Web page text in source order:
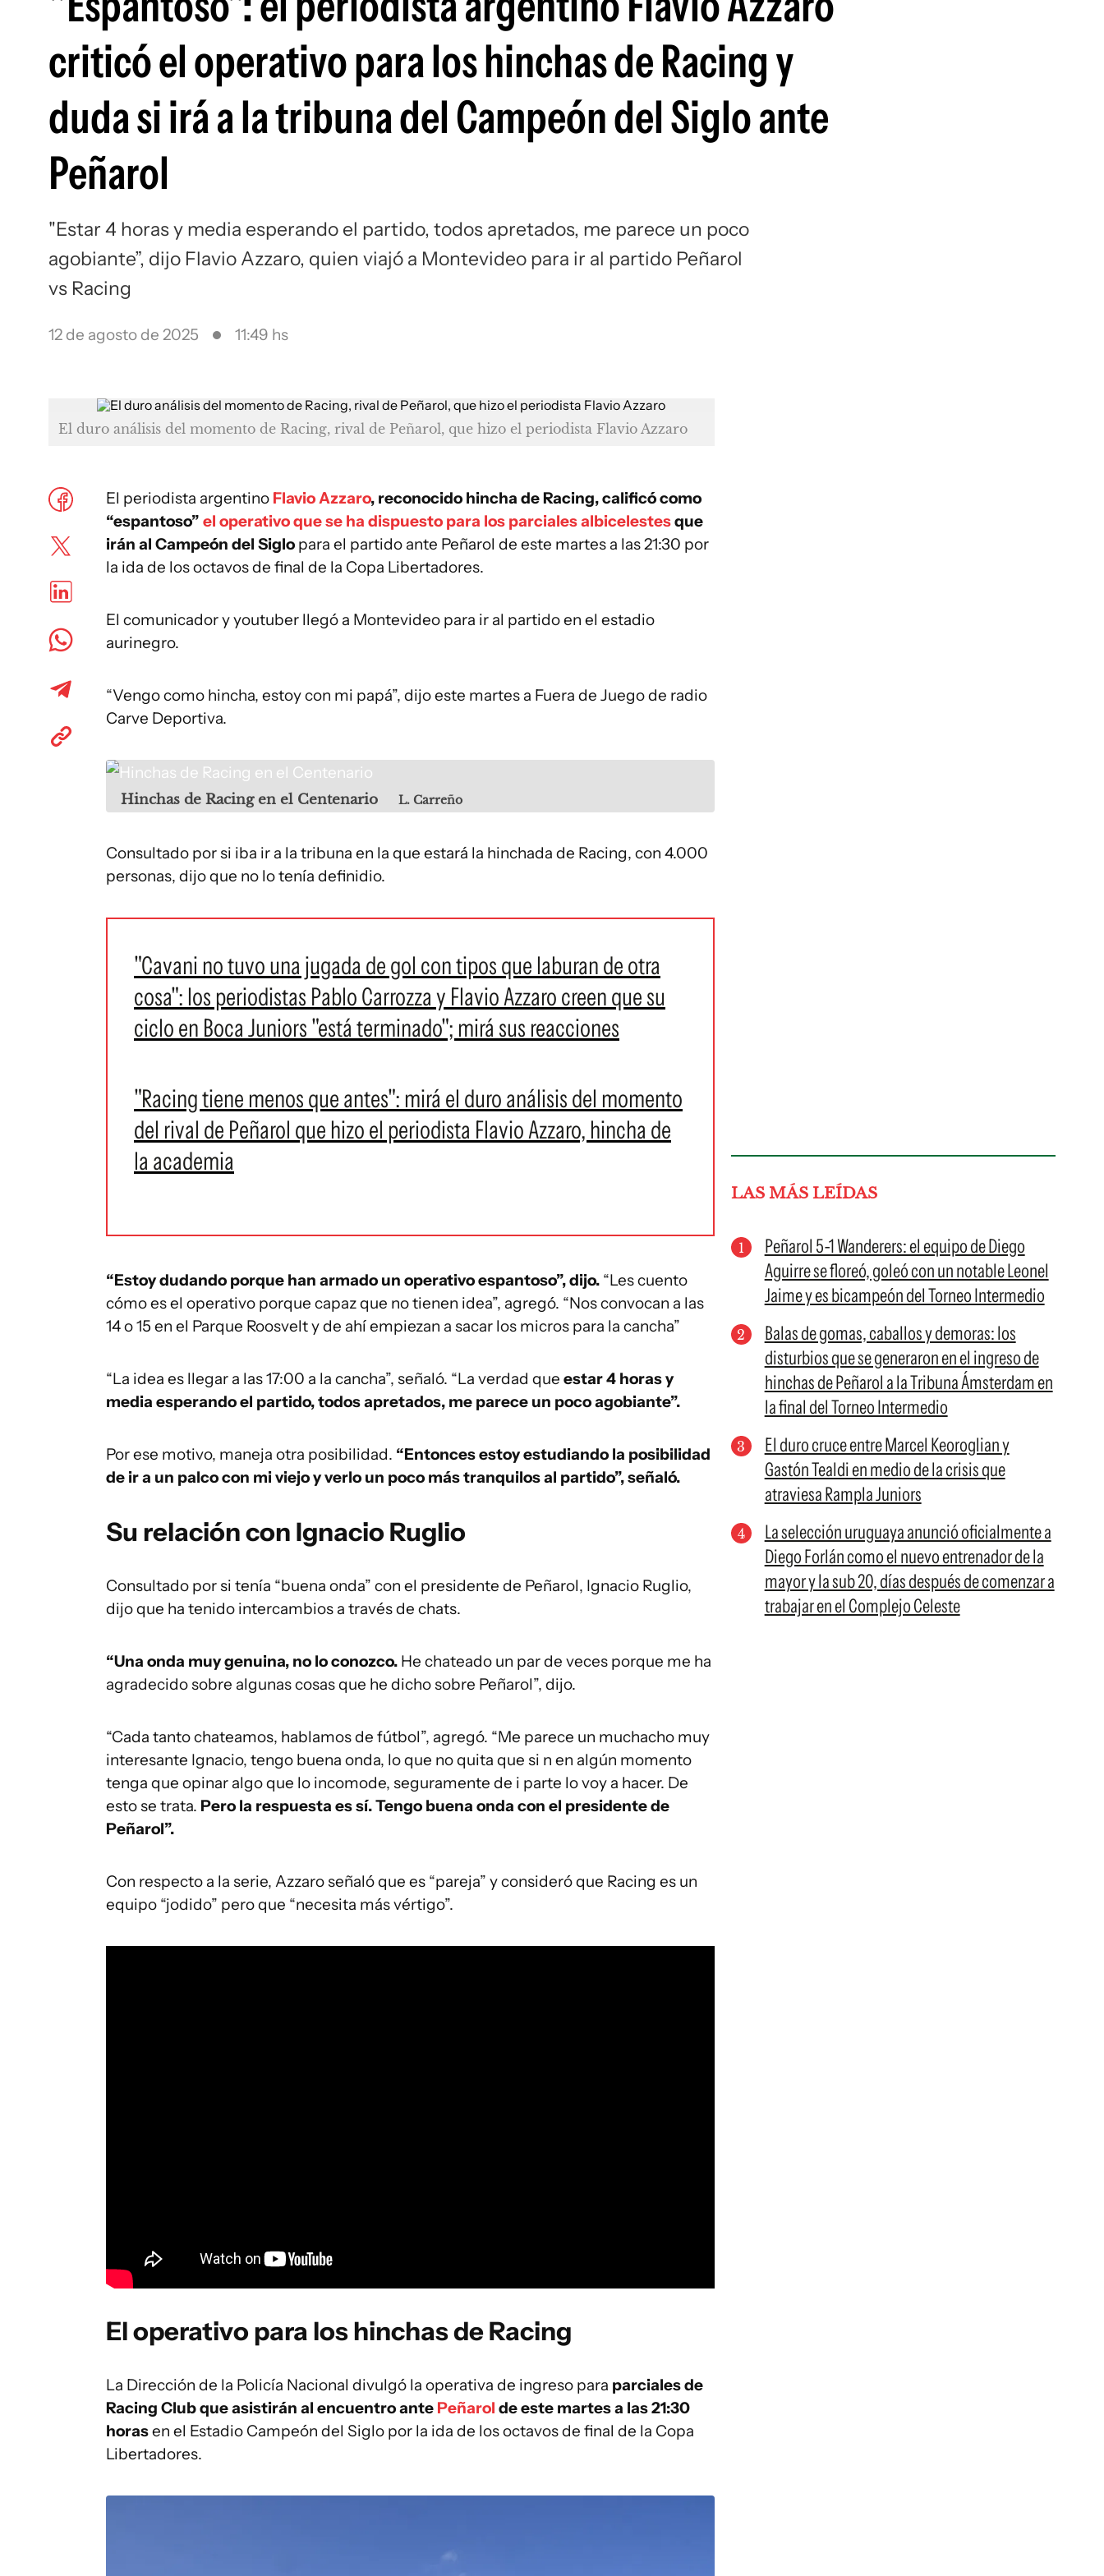
Siguenos en:
criticó el operativo para los hinchas de Racing y
duda si irá a la tribuna del Campeón del Siglo ante
Peñarol
"Estar 4 horas y media esperando el partido, todos apretados, me parece un poco
agobiante”, dijo Flavio Azzaro, quien viajó a Montevideo para ir al partido Peñarol
vs Racing
12 de agosto de 2025 11:49 hs
El duro análisis del momento de Racing, rival de Peñarol, que hizo el periodista Flavio Azzaro
El periodista argentino Flavio Azzaro, reconocido hincha de Racing, calificó como
“espantoso” el operativo que se ha dispuesto para los parciales albicelestesque
irán al Campeón del Siglo para el partido ante Peñarol de este martes a las 21:30 por
la ida de los octavos de final de la Copa Libertadores.
El comunicador y youtuber llegó a Montevideo para ir al partido en el estadio
aurinegro.
“Vengo como hincha, estoy con mi papá”, dijo este martes a Fuera de Juego de radio
Carve Deportiva.
Hinchas de Racing en el Centenario L. Carreño
Consultado por si iba ir a la tribuna en la que estará la hinchada de Racing, con 4.000
personas, dijo que no lo tenía definidio.
"Cavani no tuvo una jugada de gol con tipos que laburan de otra
cosa": los periodistas Pablo Carrozza y Flavio Azzaro creen que su
ciclo en Boca Juniors "está terminado"; mirá sus reacciones
"Racing tiene menos que antes": mirá el duro análisis del momento
del rival de Peñarol que hizo el periodista Flavio Azzaro, hincha de
la academia
“Estoy dudando porque han armado un operativo espantoso”, dijo. “Les cuento
cómo es el operativo porque capaz que no tienen idea”, agregó. “Nos convocan a las
14 o 15 en el Parque Roosvelt y de ahí empiezan a sacar los micros para la cancha”
“La idea es llegar a las 17:00 a la cancha”, señaló. “La verdad que estar 4 horas y
media esperando el partido, todos apretados, me parece un poco agobiante”.
Por ese motivo, maneja otra posibilidad. “Entonces estoy estudiando la posibilidad
de ir a un palco con mi viejo y verlo un poco más tranquilos al partido”, señaló.
Su relación con Ignacio Ruglio
Consultado por si tenía “buena onda” con el presidente de Peñarol, Ignacio Ruglio,
dijo que ha tenido intercambios a través de chats.
“Una onda muy genuina, no lo conozco. He chateado un par de veces porque me ha
agradecido sobre algunas cosas que he dicho sobre Peñarol”, dijo.
“Cada tanto chateamos, hablamos de fútbol”, agregó. “Me parece un muchacho muy
interesante Ignacio, tengo buena onda, lo que no quita que si n en algún momento
tenga que opinar algo que lo incomode, seguramente de i parte lo voy a hacer. De
esto se trata. Pero la respuesta es sí. Tengo buena onda con el presidente de
Peñarol”.
Con respecto a la serie, Azzaro señaló que es “pareja” y consideró que Racing es un
equipo “jodido” pero que “necesita más vértigo”.
El operativo para los hinchas de Racing
La Dirección de la Policía Nacional divulgó la operativa de ingreso para parciales de
Racing Club que asistirán al encuentro ante Peñarol de este martes a las 21:30
horasen el Estadio Campeón del Siglo por la ida de los octavos de final de la Copa
Libertadores.
LAS MÁS LEÍDAS
Peñarol 5-1 Wanderers: el equipo de Diego
Aguirre se floreó, goleó con un notable Leonel
Jaime y es bicampeón del Torneo Intermedio
Balas de gomas, caballos y demoras: los
disturbios que se generaron en el ingreso de
hinchas de Peñarol a la Tribuna Ámsterdam en
la final del Torneo Intermedio
El duro cruce entre Marcel Keoroglian y
Gastón Tealdi en medio de la crisis que
atraviesa Rampla Juniors
La selección uruguaya anunció oficialmente a
Diego Forlán como el nuevo entrenador de la
mayor y la sub 20, días después de comenzar a
trabajar en el Complejo Celeste